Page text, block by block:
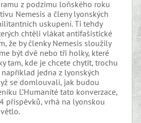
z podzimu loňského roku
Nemesis a členy lyonských
uskupení. Ti tehdy
chtěli vlákat antifašistické
že by členky Nemesis sloužily
být dvě nebo tři holky, které
tam, kde je chcete chytit, trochu
například jedna z lyonských
se domlouvali, jak budou
L’Humanité tato konverzace,
příspěvků, vrhá na lyonskou